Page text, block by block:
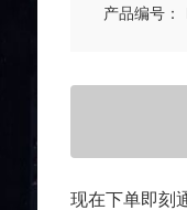
产品编号：
现在下单即刻